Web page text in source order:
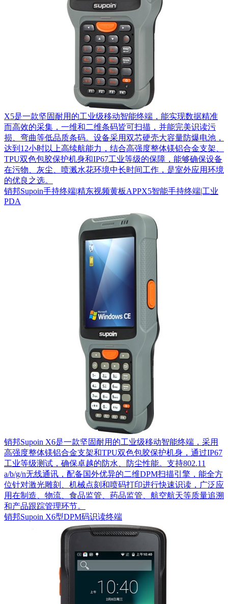
X5是一款坚固耐用的工业级移动智能终端，能实现数据精准
而高效的采集，一维和二维条码皆可扫描，并能完美识读污
损、弯曲等低品质条码。设备采用双芯硬壳大容量防爆电池，
达到12小时以上高续航能力，结合高强度整体镁铝合金支架、
TPU双色包胶保护机身和IP67工业等级的保障，能够确保设备
在污物、灰尘、喷溅水花环境中长时间工作，是室外应用环境
的优良之选。
销邦Supoin手持终端|精东视频黄板APPX5智能手持终端|工业
PDA
销邦Supoin X6是一款坚固耐用的工业级移动智能终端，采用
高强度整体镁铝合金支架和TPU双色包胶保护机身，通过IP67
工业等级测试，确保卓越的防水、防尘性能。支持802.11
a/b/g/n无线通讯，配备国外优异的二维DPM扫描引擎，能全方
位针对激光雕刻、机械点刻和喷码打印进行快速识读，广泛应
用在制造、物流、食品监管、药品监管、航空航天等质量追溯
和产品跟踪管理环节。
销邦Supoin X6型DPM码识读终端